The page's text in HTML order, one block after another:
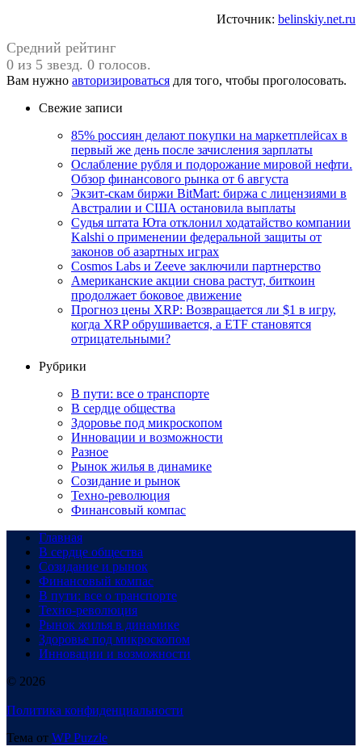
Источник: belinskiy.net.ru
Средний рейтинг
0 из 5 звезд. 0 голосов.
Вам нужно авторизироваться для того, чтобы проголосовать.
Свежие записи
85% россиян делают покупки на маркетплейсах в
первый же день после зачисления зарплаты
Ослабление рубля и подорожание мировой нефти.
Обзор финансового рынка от 6 августа
Экзит-скам биржи BitMart: биржа с лицензиями в
Австралии и США остановила выплаты
Судья штата Юта отклонил ходатайство компании
Kalshi о применении федеральной защиты от
законов об азартных играх
Cosmos Labs и Zeeve заключили партнерство
Американские акции снова растут, биткоин
продолжает боковое движение
Прогноз цены XRP: Возвращается ли $1 в игру,
когда XRP обрушивается, а ETF становятся
отрицательными?
Рубрики
В пути: все о транспорте
В сердце общества
Здоровье под микроскопом
Инновации и возможности
Разное
Рынок жилья в динамике
Созидание и рынок
Техно-революция
Финансовый компас
Главная
В сердце общества
Созидание и рынок
Финансовый компас
В пути: все о транспорте
Техно-революция
Рынок жилья в динамике
Здоровье под микроскопом
Инновации и возможности
© 2026
Политика конфиденциальности
Тема от WP Puzzle